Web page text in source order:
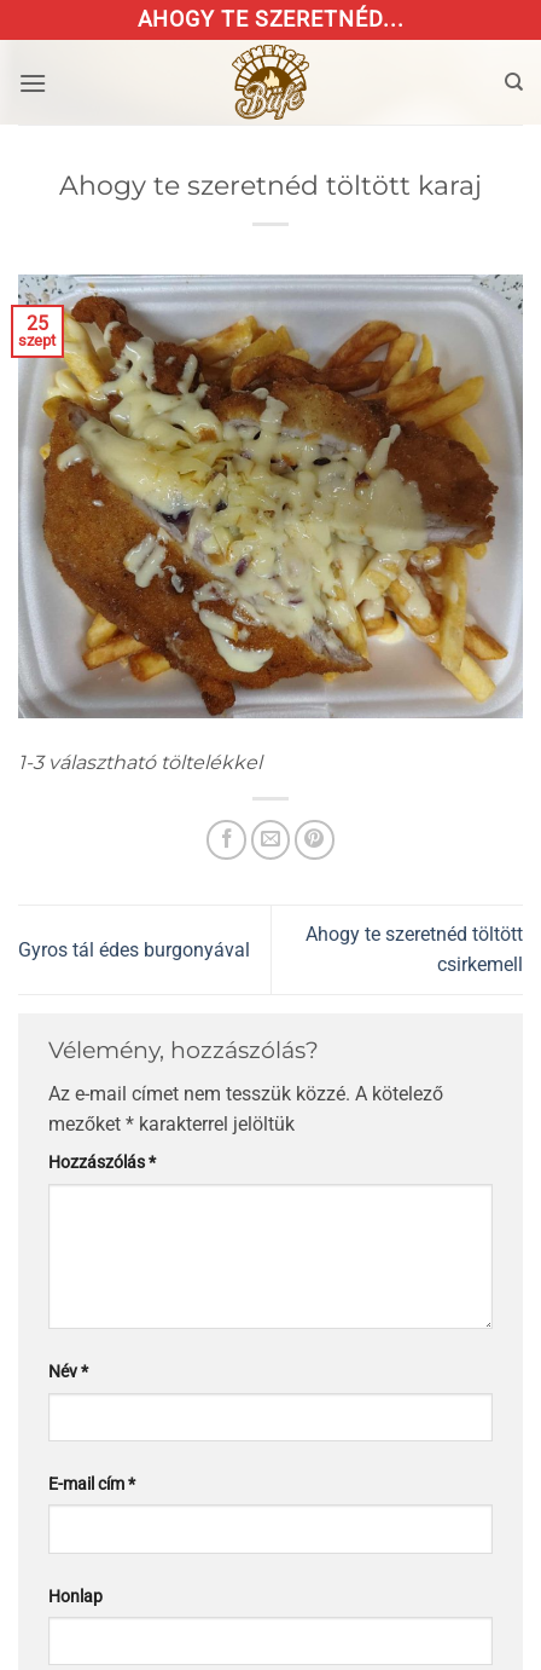
to
content
AHOGY TE SZERETNÉD...
Ahogy te szeretnéd töltött karaj
25
szept
1-3 választható töltelékkel
Gyros tál édes burgonyával
Ahogy te szeretnéd töltött
csirkemell
Vélemény, hozzászólás?
Az e-mail címet nem tesszük közzé. A kötelező
mezőket * karakterrel jelöltük
Hozzászólás*
Név*
E-mail cím*
Honlap